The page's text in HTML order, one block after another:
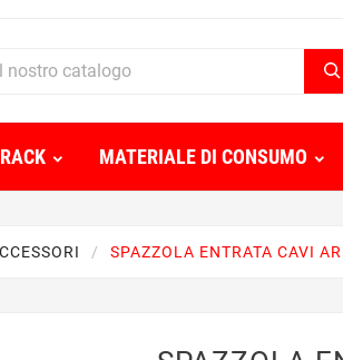
MATERIALE DI CONSUMO
SPAZZOLA ENTRATA CAVI